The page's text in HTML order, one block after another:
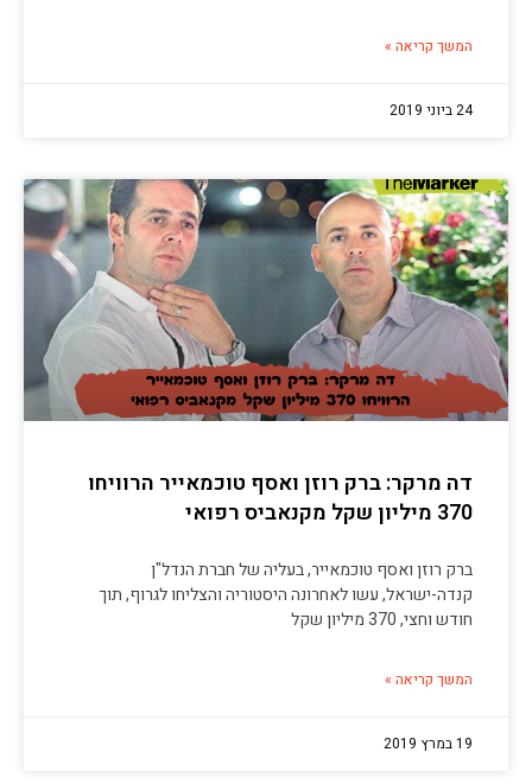
המשך קריאה »
24 ביוני 2019
דה מרקר: ברק רוזן ואסף טוכמאייר הרוויחו
370 מיליון שקל מקנאביס רפואי
ברק רוזן ואסף טוכמאייר, בעליה של חברת הנדל"ן
קנדה-ישראל, עשו לאחרונה היסטוריה והצליחו לגרוף, תוך
חודש וחצי, 370 מיליון שקל
המשך קריאה »
19 במרץ 2019